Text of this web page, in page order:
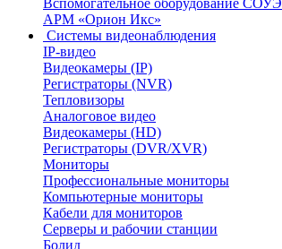
Вспомогательное оборудование СОУЭ
АРМ «Орион Икс»
Системы видеонаблюдения
IP-видео
Видеокамеры (IP)
Регистраторы (NVR)
Тепловизоры
Аналоговое видео
Видеокамеры (HD)
Регистраторы (DVR/XVR)
Мониторы
Профессиональные мониторы
Компьютерные мониторы
Кабели для мониторов
Серверы и рабочии станции
Болид